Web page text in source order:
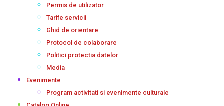
Permis de utilizator
Tarife servicii
Ghid de orientare
Protocol de colaborare
Politici protectia datelor
Media
Evenimente
Program activitati si evenimente culturale